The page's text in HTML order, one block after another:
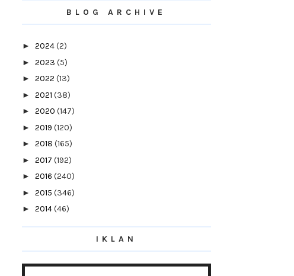
BLOG ARCHIVE
► 2024(2)
► 2023 (5)
► 2022 (13)
► 2021 (38)
► 2020 (147)
► 2019 (120)
► 2018 (165)
► 2017 (192)
► 2016 (240)
► 2015 (346)
► 2014(46)
►2013(154)
IKLAN